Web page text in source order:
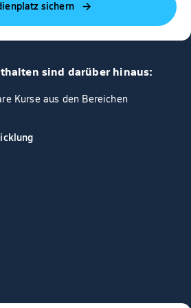
sichern
sind darüber hinaus:
Kurse aus den Bereichen